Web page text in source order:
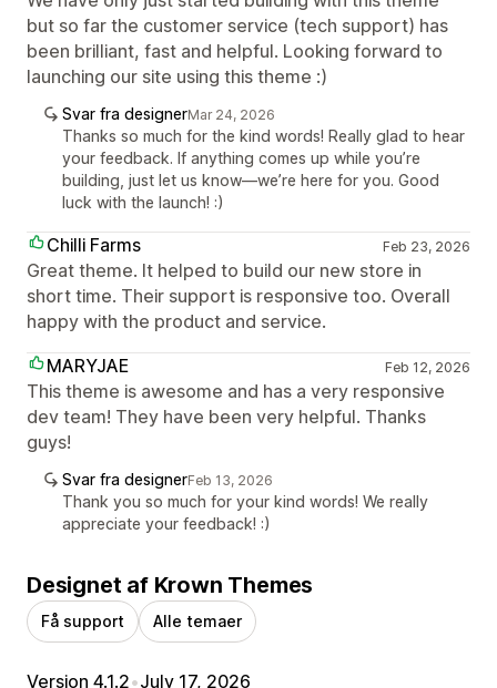
but so far the customer service (tech support) has
been brilliant, fast and helpful. Looking forward to
launching our site using this theme :)
Svar fra designerMar 24, 2026
Thanks so much for the kind words! Really glad to hear
your feedback. If anything comes up while you’re
building, just let us know—we’re here for you. Good
luck with the launch! :)
Chilli Farms Feb 23, 2026
Great theme. It helped to build our new store in
short time. Their support is responsive too. Overall
happy with the product and service.
MARYJAE
Feb 12, 2026
This theme is awesome and has a very responsive
dev team! They have been very helpful. Thanks
guys!
Svar fra designerFeb 13, 2026
Thank you so much for your kind words! We really
appreciate your feedback! :)
Designet af Krown Themes
Få support Alle temaer
Version 4.1.2•July 17, 2026